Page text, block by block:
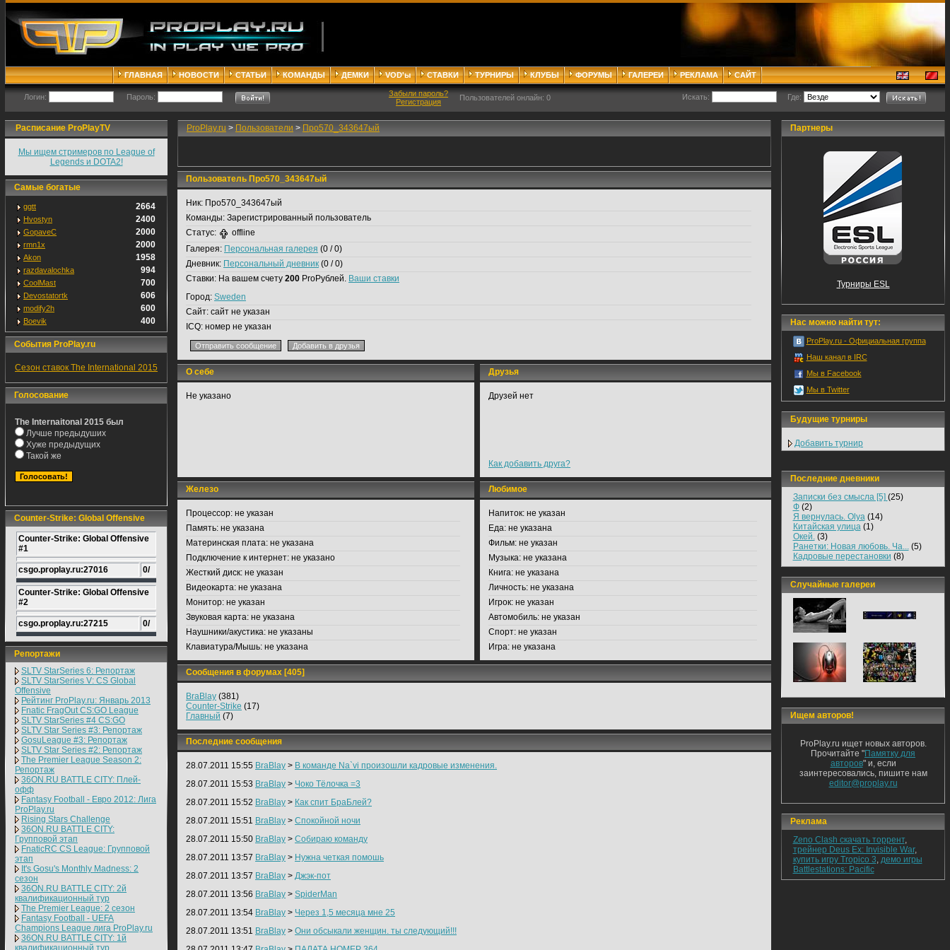
ГЛАВНАЯ НОВОСТИ СТАТЬИ КОМАНДЫ ДЕМКИ VOD'ы СТАВКИ ТУРНИРЫ КЛУБЫ ФОРУМЫ ГАЛЕРЕИ РЕКЛАМА САЙТ
Логин: Пароль:
Забыли пароль?
Регистрация
Пользователей онлайн: 0 Искать: Где:
Расписание ProPlayTV
Мы ищем стримеров по League of
Legends и DOTA2!
Самые богатые
ggtt 2664
Hvostyn 2400
GopaveC 2000
rmn1x 2000
Akon 1958
razdavalochka 994
CoolMast 700
Devostatortk 606
modify2h 600
Boevik 400
События ProPlay.ru
Сезон ставок The International 2015
Голосование
The Internaitonal 2015 был
Лучше предыдуших
Хуже предыдущих
Такой же
Counter-Strike: Global Offensive
Counter-Strike: Global Offensive
#1
csgo.proplay.ru:27016 0/
Counter-Strike: Global Offensive
#2
csgo.proplay.ru:27215 0/
Репортажи
SLTV StarSeries 6: Репортаж
SLTV StarSeries V: CS Global
Offensive
Рейтинг ProPlay.ru: Январь 2013
Fnatic FragOut CS:GO League
SLTV StarSeries #4 CS:GO
SLTV Star Series #3: Репортаж
GosuLeague #3: Репортаж
SLTV Star Series #2: Репортаж
The Premier League Season 2:
Репортаж
36ON.RU BATTLE CITY: Плей-
офф
Fantasy Football - Евро 2012: Лига
ProPlay.ru
Rising Stars Challenge
36ON.RU BATTLE CITY:
Групповой этап
FnaticRC CS League: Групповой
этап
It's Gosu's Monthly Madness: 2
сезон
36ON.RU BATTLE CITY: 2й
квалификационный тур
The Premier League: 2 cезон
Fantasy Football - UEFA
Champions League лига ProPlay.ru
36ON.RU BATTLE CITY: 1й
квалификационный тур
ProPlay.ru > Пользователи > Про570_343647ый
Пользователь Про570_343647ый
Ник: Про570_343647ый
Команды: Зарегистрированный пользователь
Статус:
offline
Галерея: Персональная галерея (0 / 0)
Дневник: Персональный дневник (0 / 0)
Ставки: На вашем счету 200 ProРублей. Ваши ставки
Город: Sweden
Сайт: сайт не указан
ICQ: номер не указан
О себе
Не указано
Друзья
Друзей нет
Как добавить друга?
Железо
Процессор: не указан
Память: не указана
Материнская плата: не указана
Подключение к интернет: не указано
Жесткий диск: не указан
Видеокарта: не указана
Монитор: не указан
Звуковая карта: не указана
Наушники/акустика: не указаны
Клавиатура/Мышь: не указана
Любимое
Напиток: не указан
Еда: не указана
Фильм: не указан
Музыка: не указана
Книга: не указана
Личность: не указана
Игрок: не указан
Автомобиль: не указан
Спорт: не указан
Игра: не указана
Сообщения в форумах [405]
BraBlay (381)
Counter-Strike (17)
Главный (7)
Последние сообщения
28.07.2011 15:55 BraBlay > В команде Na`vi произошли кадровые изменения.
28.07.2011 15:53 BraBlay > Чоко Тёлочка =3
28.07.2011 15:52 BraBlay > Как спит БраБлей?
28.07.2011 15:51 BraBlay > Спокойной ночи
28.07.2011 15:50 BraBlay > Собираю команду
28.07.2011 13:57 BraBlay > Нужна четкая помошь
28.07.2011 13:57 BraBlay > Джэк-пот
28.07.2011 13:56 BraBlay > SpiderMan
28.07.2011 13:54 BraBlay > Через 1,5 месяца мне 25
28.07.2011 13:51 BraBlay > Они обсыкали женщин. ты следующий!!!
Партнеры
Турниры ESL
Нас можно найти тут:
ProPlay.ru - Официальная группа
Наш канал в IRC
Мы в Facebook
Мы в Twitter
Будущие турниры
Добавить турнир
Последние дневники
Записки без смысла [5] (25)
Ф(2)
Я вернулась. Olya(14)
Китайская улица(1)
Окей.(3)
Ранетки: Новая любовь. Ча...(5)
Кадровые перестановки (8)
Случайные галереи
Ищем авторов!
ProPlay.ru ищет новых авторов.
Прочитайте "Памятку для
авторов" и, если
заинтересовались, пишите нам
editor@proplay.ru
Реклама
Zeno Clash скачать торрент,
трейнер Deus Ex: Invisible War,
купить игру Tropico 3, демо игры
Battlestations: Pacific